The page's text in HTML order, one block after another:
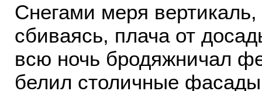
Снегами меря вертикаль,
сбиваясь, плача от
всю ночь бродяжничал
белил столичные